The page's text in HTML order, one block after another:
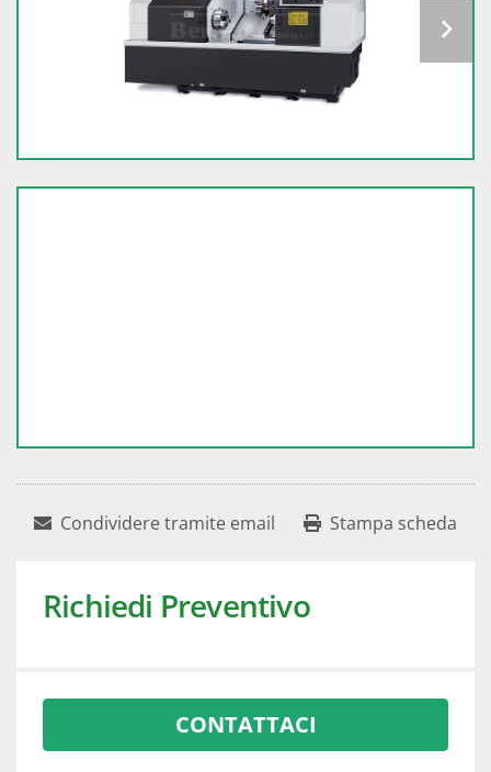
Condividere tramite email Stampa scheda
Richiedi Preventivo
CONTATTACI